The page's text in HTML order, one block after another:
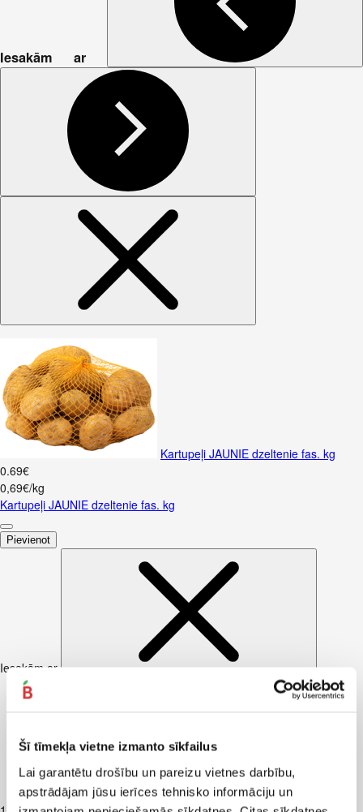
Šī tīmekļa vietne izmanto sīkfailus
Lai garantētu drošību un pareizu vietnes darbību,
apstrādājam jūsu ierīces tehnisko informāciju un
Iesakām ar
Kartupeļi JAUNIE dzeltenie fas. kg
0.69€
0,69€/kg
Kartupeļi JAUNIE dzeltenie fas. kg
Pievienot
Iesakām ar
Piens TERE 2,5% 1,5L